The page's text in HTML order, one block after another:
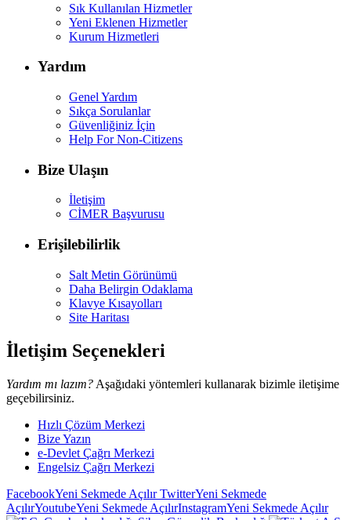
Sık Kullanılan Hizmetler
Yeni Eklenen Hizmetler
Kurum Hizmetleri
Yardım
Genel Yardım
Sıkça Sorulanlar
Güvenliğiniz İçin
Help For Non-Citizens
Bize Ulaşın
İletişim
CİMER Başvurusu
Erişilebilirlik
Salt Metin Görünümü
Daha Belirgin Odaklama
Klavye Kısayolları
Site Haritası
İletişim Seçenekleri
Yardım mı lazım? Aşağıdaki yöntemleri kullanarak bizimle iletişime
geçebilirsiniz.
Hızlı Çözüm Merkezi
Bize Yazın
e-Devlet Çağrı Merkezi
Engelsiz Çağrı Merkezi
FacebookYeni Sekmede AçılırTwitterYeni Sekmede
AçılırYoutubeYeni Sekmede AçılırInstagramYeni Sekmede Açılır